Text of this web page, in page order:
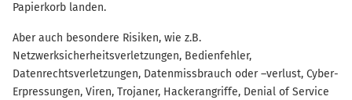
Papierkorb landen.
Aber auch besondere Risiken, wie z.B.
Netzwerksicherheitsverletzungen, Bedienfehler,
Datenrechtsverletzungen, Datenmissbrauch oder –verlust, Cyber-
Erpressungen, Viren, Trojaner, Hackerangriffe, Denial of Service